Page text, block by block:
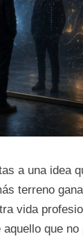
a una idea
terreno
vida
que no